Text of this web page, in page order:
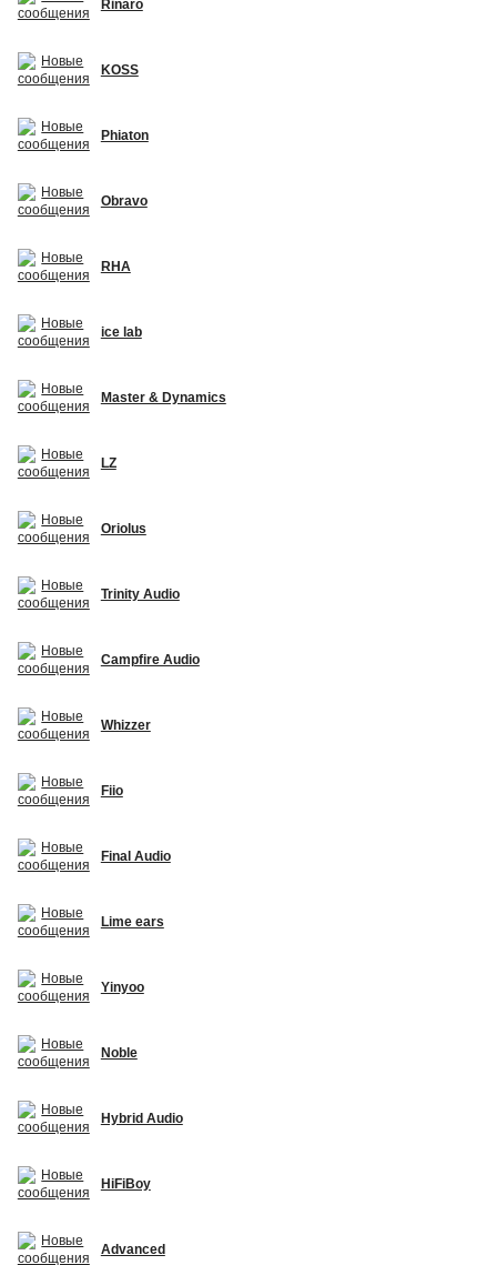
Rinaro
KOSS
Phiaton
Obravo
RHA
ice lab
Master & Dynamics
LZ
Oriolus
Trinity Audio
Campfire Audio
Whizzer
Fiio
Final Audio
Lime ears
Yinyoo
Noble
Hybrid Audio
HiFiBoy
Advanced